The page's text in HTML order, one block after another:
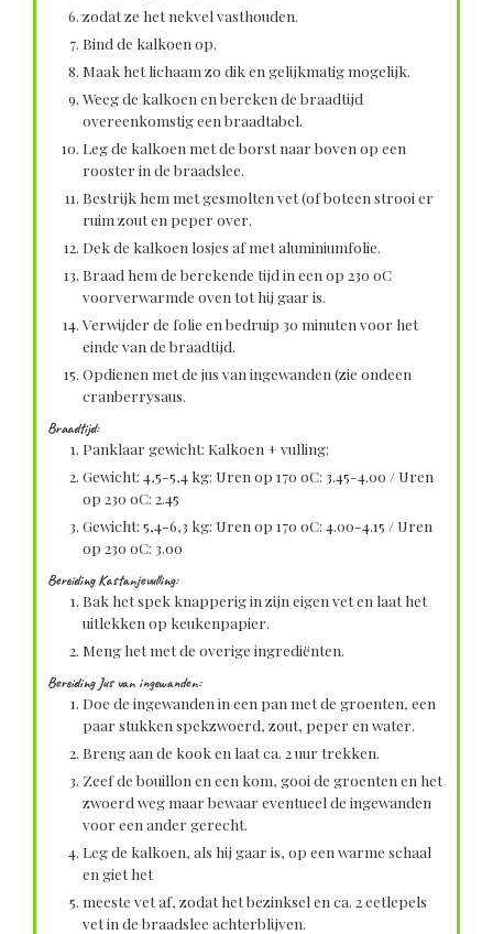
zodat ze het nekvel vasthouden.
Bind de kalkoen op.
Maak het lichaam zo dik en gelijkmatig mogelijk.
Weeg de kalkoen en bereken de braadtijd
overeenkomstig een braadtabel.
Leg de kalkoen met de borst naar boven op een
rooster in de braadslee.
Bestrijk hem met gesmolten vet (of boteen strooi er
ruim zout en peper over.
Dek de kalkoen losjes af met aluminiumfolie.
Braad hem de berekende tijd in een op 230 oC
voorverwarmde oven tot hij gaar is.
Verwijder de folie en bedruip 30 minuten voor het
einde van de braadtijd.
Opdienen met de jus van ingewanden (zie ondeen
cranberrysaus.
Braadtijd:
Panklaar gewicht: Kalkoen + vulling:
Gewicht: 4,5-5,4 kg: Uren op 170 oC: 3.45-4.00 / Uren
op 230 oC: 2.45
Gewicht: 5,4-6,3 kg: Uren op 170 oC: 4.00-4.15 / Uren
op 230 oC: 3.00
Bereiding Kastanjevulling:
Bak het spek knapperig in zijn eigen vet en laat het
uitlekken op keukenpapier.
Meng het met de overige ingrediënten.
Bereiding Jus van ingewanden:
Doe de ingewanden in een pan met de groenten, een
paar stukken spekzwoerd, zout, peper en water.
Breng aan de kook en laat ca. 2 uur trekken.
Zeef de bouillon en een kom, gooi de groenten en het
zwoerd weg maar bewaar eventueel de ingewanden
voor een ander gerecht.
Leg de kalkoen, als hij gaar is, op een warme schaal
en giet het
meeste vet af, zodat het bezinksel en ca. 2 eetlepels
vet in de braadslee achterblijven.